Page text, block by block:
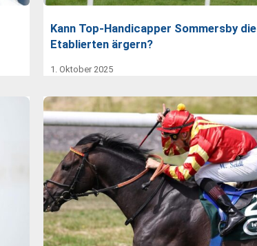
Kann Top-Handicapper Sommersby die
Etablierten ärgern?
1. Oktober 2025